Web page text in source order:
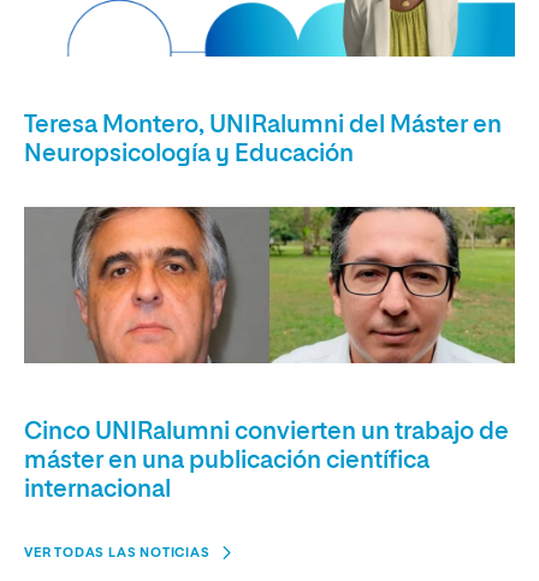
Teresa Montero, UNIRalumni del Máster en
Neuropsicología y Educación
Cinco UNIRalumni convierten un trabajo de
máster en una publicación científica
internacional
VER TODAS LAS NOTICIAS